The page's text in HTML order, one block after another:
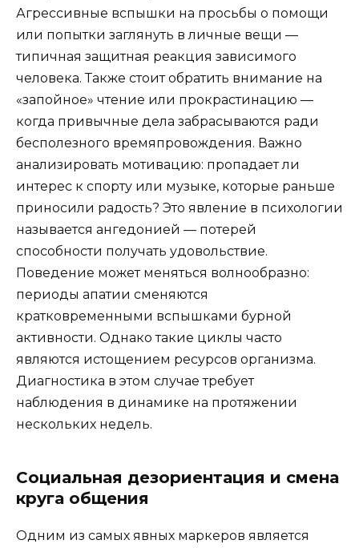
Агрессивные вспышки на просьбы о помощи
или попытки заглянуть в личные вещи —
типичная защитная реакция зависимого
человека. Также стоит обратить внимание на
«запойное» чтение или прокрастинацию —
когда привычные дела забрасываются ради
бесполезного времяпровождения. Важно
анализировать мотивацию: пропадает ли
интерес к спорту или музыке, которые раньше
приносили радость? Это явление в психологии
называется ангедонией — потерей
способности получать удовольствие.
Поведение может меняться волнообразно:
периоды апатии сменяются
кратковременными вспышками бурной
активности. Однако такие циклы часто
являются истощением ресурсов организма.
Диагностика в этом случае требует
наблюдения в динамике на протяжении
нескольких недель.
Социальная дезориентация и смена
круга общения
Одним из самых явных маркеров является